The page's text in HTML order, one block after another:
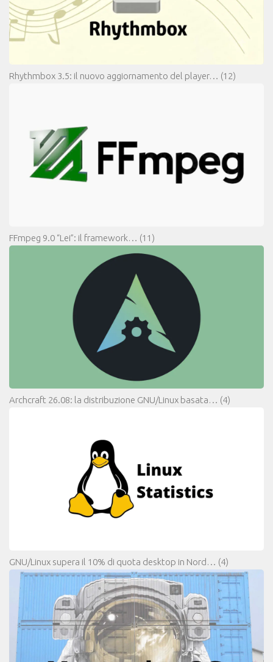
Rhythmbox 3.5: il nuovo aggiornamento del player… (12)
FFmpeg 9.0 “Lei”: il framework… (11)
Archcraft 26.08: la distribuzione GNU/Linux basata… (4)
GNU/Linux supera il 10% di quota desktop in Nord… (4)